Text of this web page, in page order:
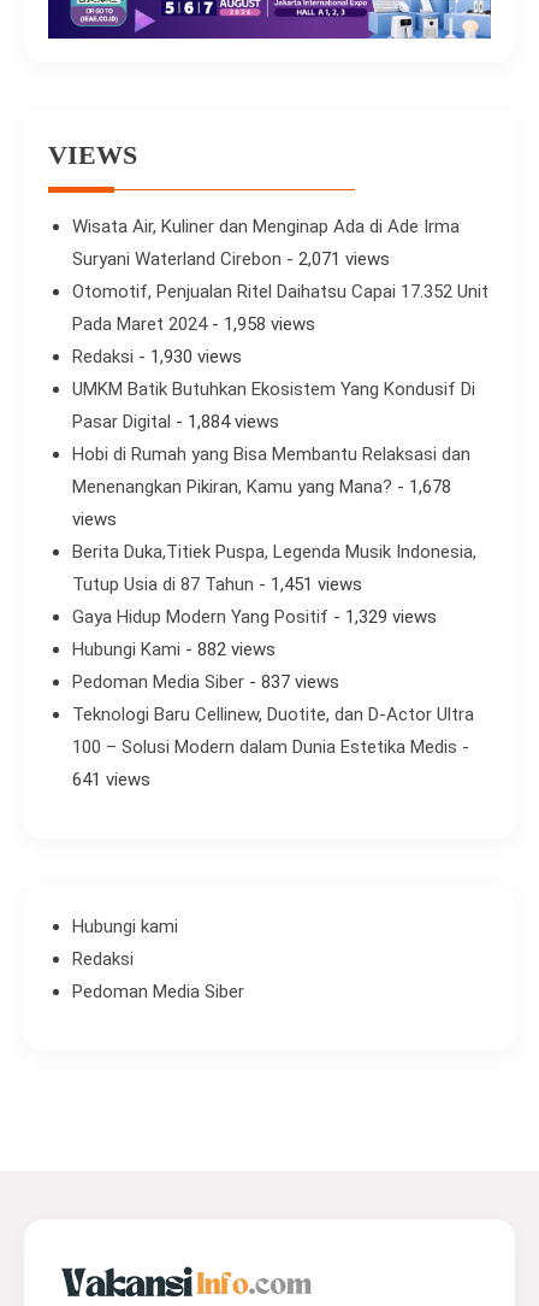
VIEWS
Wisata Air, Kuliner dan Menginap Ada di Ade Irma
Suryani Waterland Cirebon - 2,071 views
Otomotif, Penjualan Ritel Daihatsu Capai 17.352 Unit
Pada Maret 2024- 1,958 views
Redaksi - 1,930 views
UMKM Batik Butuhkan Ekosistem Yang Kondusif Di
Pasar Digital - 1,884 views
Hobi di Rumah yang Bisa Membantu Relaksasi dan
Menenangkan Pikiran, Kamu yang Mana? - 1,678
views
Berita Duka,Titiek Puspa, Legenda Musik Indonesia,
Tutup Usia di 87 Tahun - 1,451 views
Gaya Hidup Modern Yang Positif - 1,329 views
Hubungi Kami - 882 views
Pedoman Media Siber - 837 views
Teknologi Baru Cellinew, Duotite, dan D-Actor Ultra
100 – Solusi Modern dalam Dunia Estetika Medis -
641 views
Hubungi kami
Redaksi
Pedoman Media Siber